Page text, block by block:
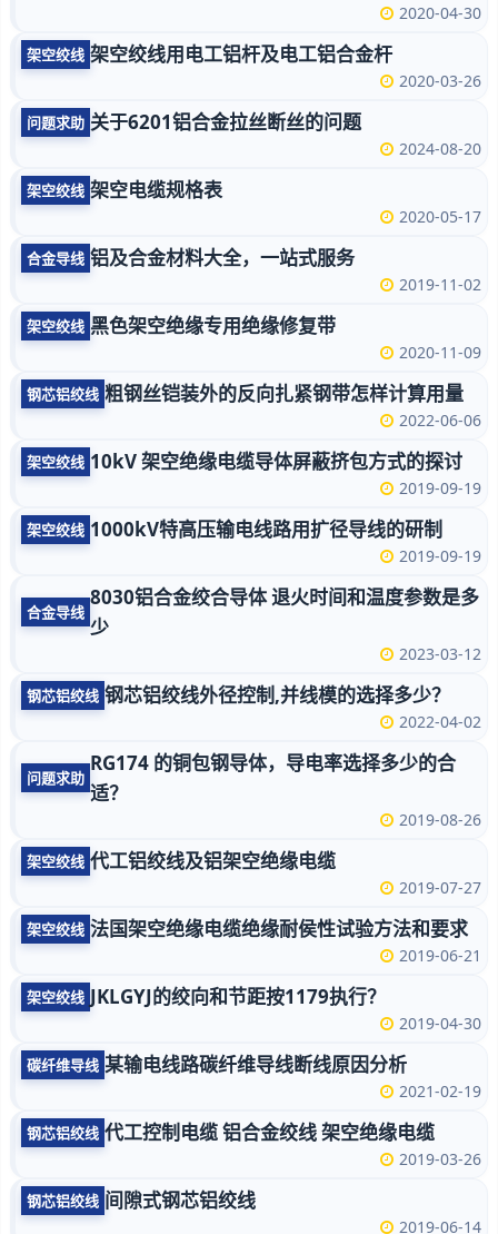
2020-04-30
架空绞线 架空绞线用电工铝杆及电工铝合金杆
2020-03-26
问题求助 关于6201铝合金拉丝断丝的问题
2024-08-20
架空绞线 架空电缆规格表
2020-05-17
合金导线 铝及合金材料大全，一站式服务
2019-11-02
架空绞线 黑色架空绝缘专用绝缘修复带
2020-11-09
钢芯铝绞线 粗钢丝铠装外的反向扎紧钢带怎样计算用量
2022-06-06
架空绞线 10kV 架空绝缘电缆导体屏蔽挤包方式的探讨
2019-09-19
架空绞线 1000kV特高压输电线路用扩径导线的研制
2019-09-19
合金导线
8030铝合金绞合导体 退火时间和温度参数是多
少
2023-03-12
钢芯铝绞线 钢芯铝绞线外径控制,并线模的选择多少？
2022-04-02
问题求助
RG174 的铜包钢导体，导电率选择多少的合
适？
2019-08-26
架空绞线 代工铝绞线及铝架空绝缘电缆
2019-07-27
架空绞线 法国架空绝缘电缆绝缘耐侯性试验方法和要求
2019-06-21
架空绞线 JKLGYJ的绞向和节距按1179执行？
2019-04-30
碳纤维导线 某输电线路碳纤维导线断线原因分析
2021-02-19
钢芯铝绞线 代工控制电缆 铝合金绞线 架空绝缘电缆
2019-03-26
钢芯铝绞线 间隙式钢芯铝绞线
2019-06-14